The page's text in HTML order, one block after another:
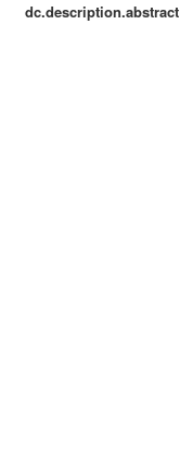
dc.description.abstract